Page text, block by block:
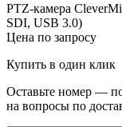
PTZ-камера
SDI, USB 3.0)
Цена по запросу
Купить в один клик
Оставьте номер —
на вопросы по